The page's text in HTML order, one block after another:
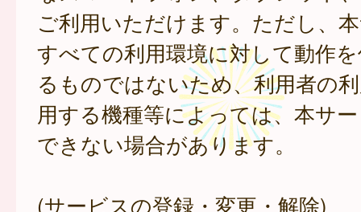
ご利用いただけます。ただし、
すべての利用環境に対して動作
るものではないため、利用者の
用する機種等によっては、本サ
できない場合があります。
(サービスの登録・変更・解除)